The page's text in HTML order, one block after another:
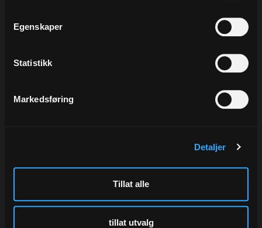
Egenskaper
Statistikk
Markedsføring
Detaljer
Tillat alle
tillat utvalg
- fibre fra langsomt voksende skog
- korte avstander mellom fabrikk og
tremassefabrikk gir lavere CO2-utslipp
Paptic Sterna